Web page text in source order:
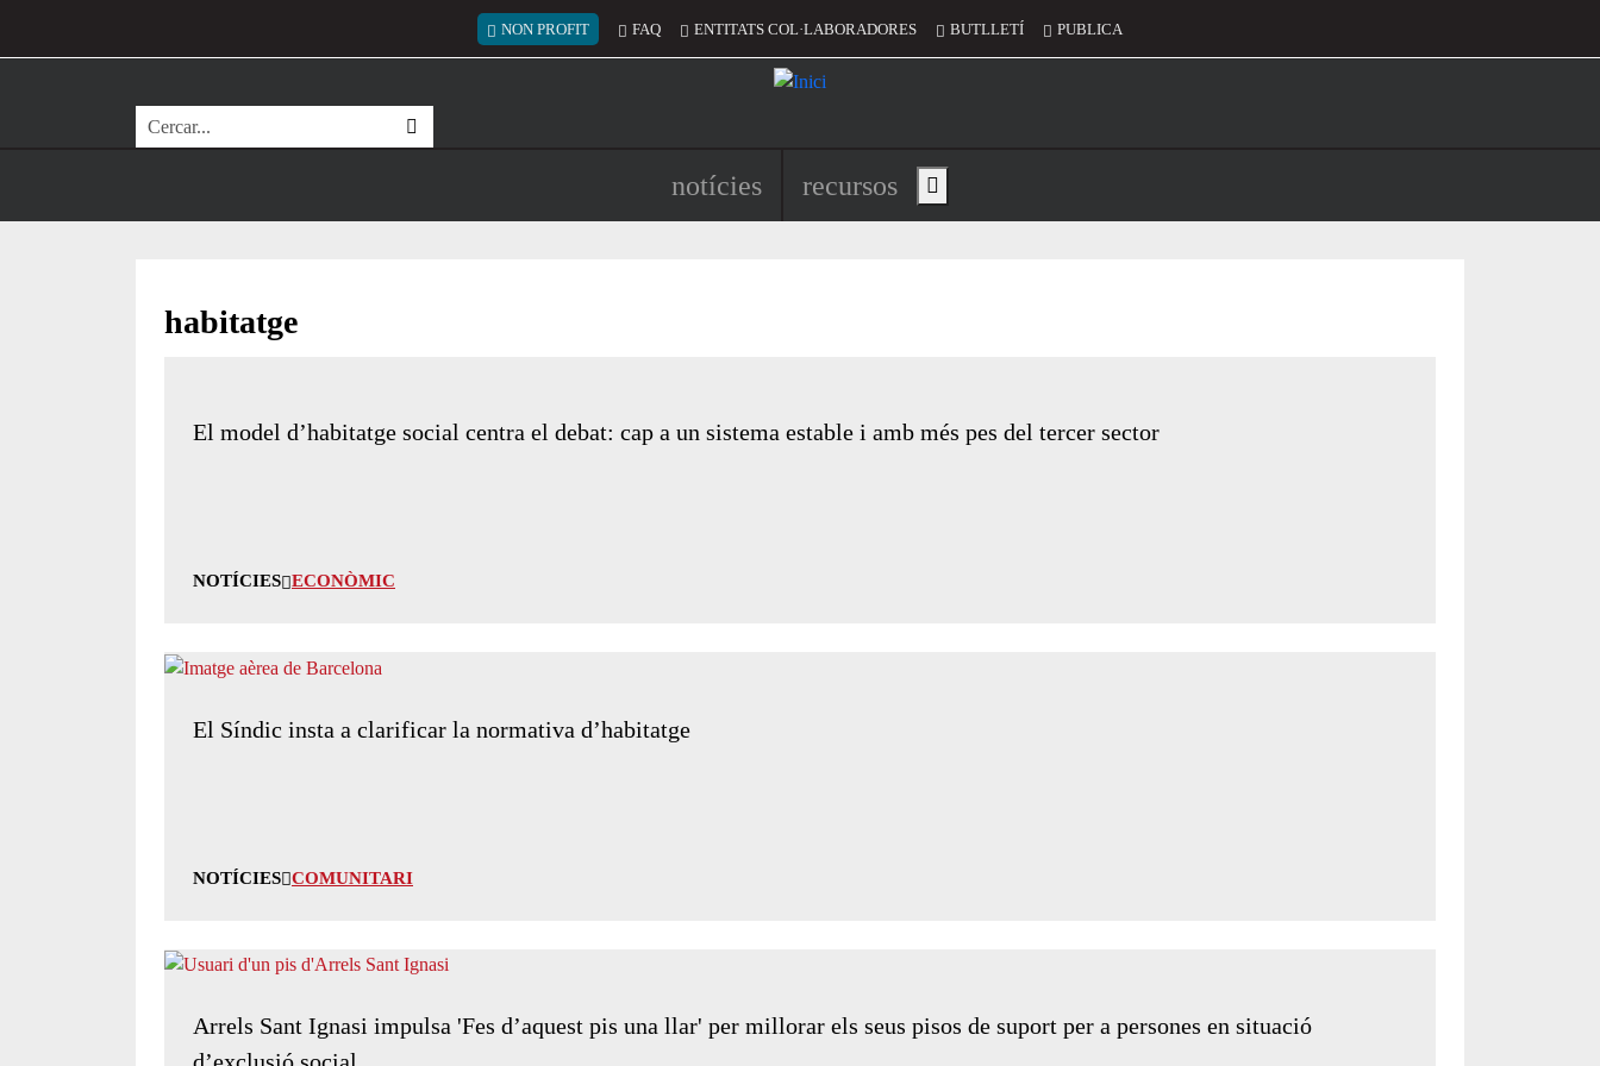
Menú del compte d'usuari
NON PROFIT FAQ ENTITATS COL·LABORADORES BUTLLETÍ PUBLICA
Cerca
Navegació principal de l'encapçalament
notícies recursos Show main menu
habitatge
El model d’habitatge social centra el debat: cap a un sistema estable i amb més pes del tercer sector
NOTÍCIES ECONÒMIC
El Síndic insta a clarificar la normativa d’habitatge
NOTÍCIES COMUNITARI
Arrels Sant Ignasi impulsa 'Fes d’aquest pis una llar' per millorar els seus pisos de suport per a persones en situació